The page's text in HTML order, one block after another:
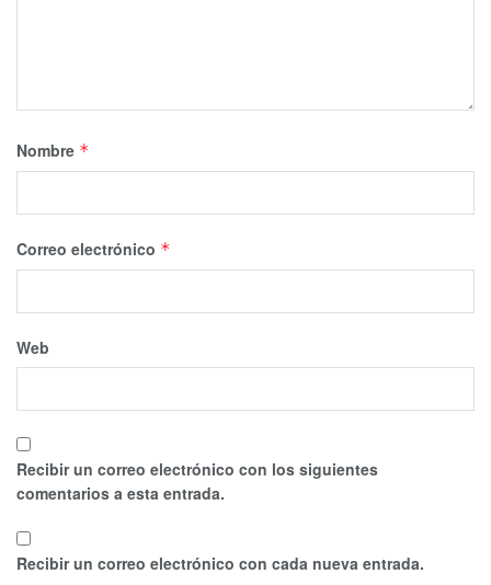
Nombre *
Correo electrónico *
Web
Recibir un correo electrónico con los siguientes
comentarios a esta entrada.
Recibir un correo electrónico con cada nueva entrada.